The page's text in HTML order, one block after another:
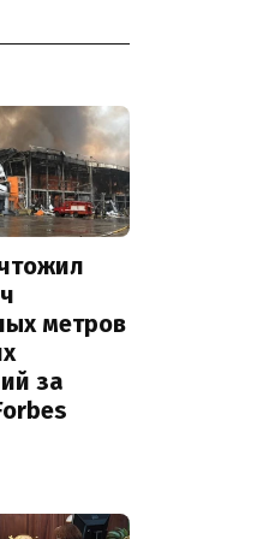
метров
за